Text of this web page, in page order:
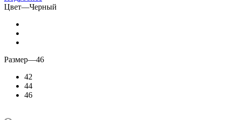
Цвет—Черный
Размер—46
42
44
46